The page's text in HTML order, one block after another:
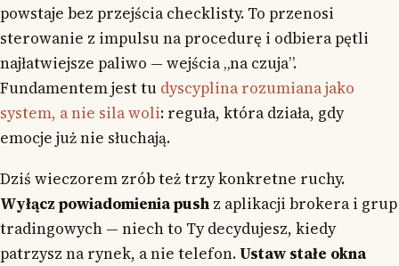
powstaje bez przejścia checklisty. To przenosi
sterowanie z impulsu na procedurę i odbiera pętli
najłatwiejsze paliwo — wejścia „na czuja”.
Fundamentem jest tu dyscyplina rozumiana jako
system, a nie sila woli: reguła, która działa, gdy
emocje już nie słuchają.
Dziś wieczorem zrób też trzy konkretne ruchy.
Wyłącz powiadomienia push z aplikacji brokera i grup
tradingowych — niech to Ty decydujesz, kiedy
patrzysz na rynek, a nie telefon.Ustaw stałe okna